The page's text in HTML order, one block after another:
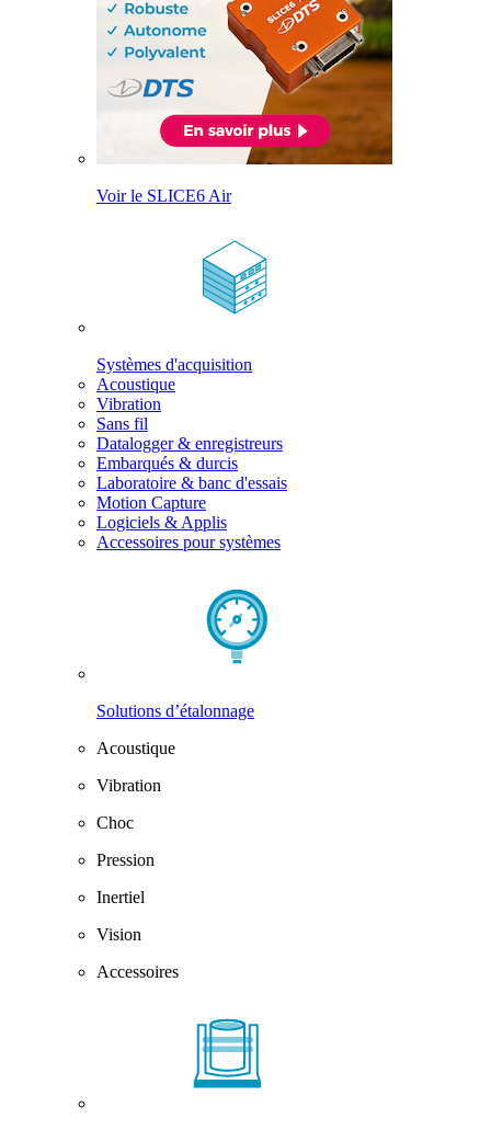
Voir le SLICE6 Air
Systèmes d'acquisition
Acoustique
Vibration
Sans fil
Datalogger & enregistreurs
Embarqués & durcis
Laboratoire & banc d'essais
Motion Capture
Logiciels & Applis
Accessoires pour systèmes
Solutions d’étalonnage
Acoustique
Vibration
Choc
Pression
Inertiel
Vision
Accessoires